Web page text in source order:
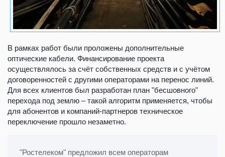
В рамках работ были проложены дополнительные
оптические кабели. Финансирование проекта
осуществлялось за счёт собственных средств и с учётом
договоренностей с другими операторами на перенос линий.
Для всех клиентов был разработан план "бесшовного"
перехода под землю – такой алгоритм применяется, чтобы
для абонентов и компаний-партнеров техническое
переключение прошло незаметно.
"Ростелеком" предложил всем операторам